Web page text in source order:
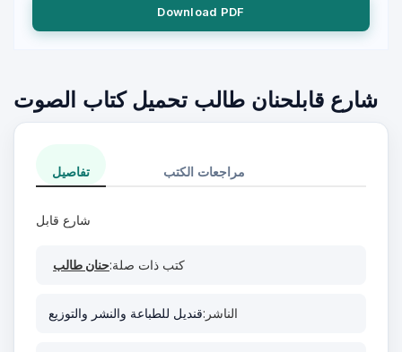
Download PDF
شارع قابلحنان طالب تحميل كتاب الصوت
تفاصيل مراجعات الكتب
شارع قابل
كتب ذات صلة:حنان طالب
الناشر:قنديل للطباعة والنشر والتوزيع